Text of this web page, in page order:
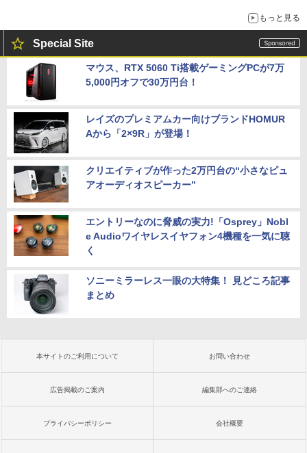
もっと見る
Special Site
マウス、RTX 5060 Ti搭載ゲーミングPCが7万
5,000円オフで30万円台！
レイズのプレミアムカー向けブランドHOMUR
Aから「2×9R」が登場！
クリエイティブが作った2万円台の“小さなピュ
アオーディオスピーカー”
エントリーなのに脅威の実力!「Osprey」Nobl
e Audioワイヤレスイヤフォン4機種を一気に聴
く
ソニーミラーレス一眼の大特集！ 見どころ記事
まとめ
本サイトのご利用について お問い合わせ
広告掲載のご案内 編集部へのご連絡
プライバシーポリシー 会社概要